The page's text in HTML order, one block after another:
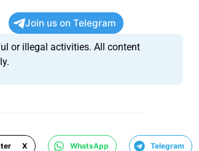
Join us on Telegram
or illegal activities. All content
X WhatsApp Telegram